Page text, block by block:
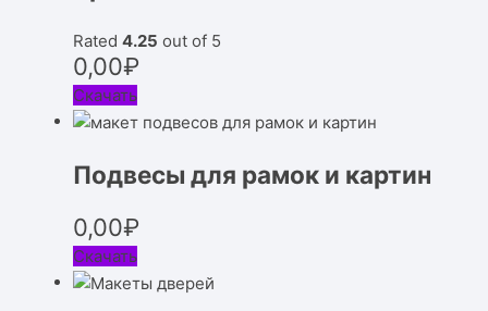
Rated4.25 out of 5
0,00₽
Скачать
Подвесы для рамок и картин
0,00₽
Скачать